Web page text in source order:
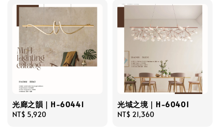
光廊之韻｜H-60441
Regular
NT$ 5,920
光域之境｜H-60401
Regular
NT$ 21,360